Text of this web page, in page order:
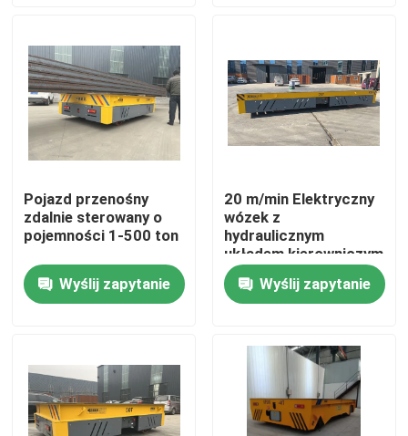
O nas
Wycieczka po fabryce
Kontrola jakości
Elektryczny wózek transferowy
Wózek transportowy AGV
Pojazd przenośny
zdalnie sterowany o
pojemności 1-500 ton
Wyślij zapytanie
20 m/min Elektryczny
wózek z
hydraulicznym
układem kierowniczym
Wyślij zapytanie